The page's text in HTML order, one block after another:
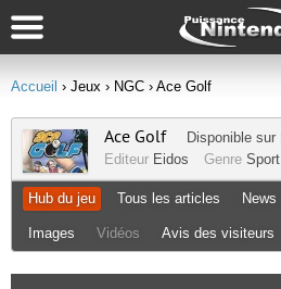
Accueil › Jeux › NGC › Ace Golf
Ace Golf Disponible sur
Editeur Eidos Genre Sport
Hub du jeu Tous les articles News
Images Vidéos Avis des visiteurs